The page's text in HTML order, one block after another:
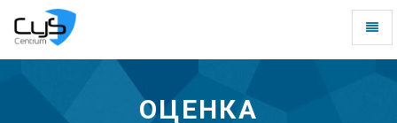
ОЦЕНКА